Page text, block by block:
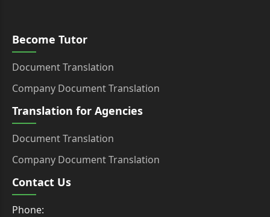
Become Tutor
Document Translation
Company Document Translation
Translation for Agencies
Document Translation
Company Document Translation
Contact Us
Phone: